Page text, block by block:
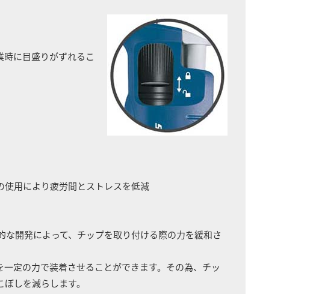
に目盛りがずれるこ
用により疲労間とストレスを低減
開発によって、チップを取り付ける際の力を緩和さ
定の力で装着させることができます。その為、チッ
しを減らします。